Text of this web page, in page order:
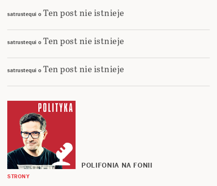
satrustequi o Ten post nie istnieje
satrustequi o Ten post nie istnieje
satrustequi o Ten post nie istnieje
POLIFONIA NA FONII
STRONY